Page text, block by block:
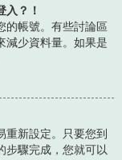
入？！
的帳號。有些討論區
減少資料量。如果是
重新設定。只要您到
步驟完成，您就可以